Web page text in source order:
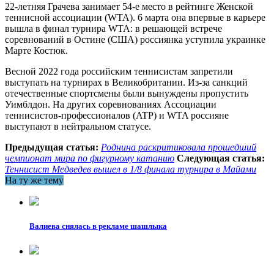
22-летняя Грачева занимает 54-е место в рейтинге Женской
теннисной ассоциации (WTA). 6 марта она впервые в карьере
вышла в финал турнира WTA: в решающей встрече
соревнований в Остине (США) россиянка уступила украинке
Марте Костюк.
Весной 2022 года российским теннисистам запретили
выступать на турнирах в Великобритании. Из-за санкций
отечественные спортсмены были вынуждены пропустить
Уимблдон. На других соревнованиях Ассоциации
теннисистов-профессионалов (ATP) и WTA россияне
выступают в нейтральном статусе.
Предыдущая статья: Роднина раскритиковала прошедший
чемпионат мира по фигурному катанию Следующая статья:
Теннисист Медведев вышел в 1/8 финала турнира в Майами
На ту же тему
Валиева снялась в рекламе шашлыка